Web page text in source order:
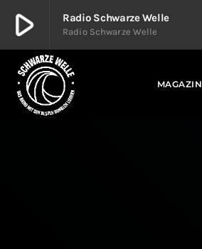
play_arrow Radio Schwarze Welle
Radio Schwarze Welle
play_arrow Radio Schwarze Welle
Radio Schwarze Welle MAGAZIN